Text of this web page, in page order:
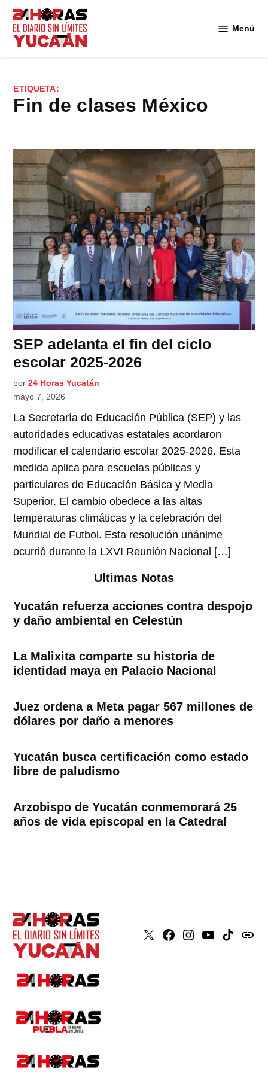
Saltar
contenido
Menú
ETIQUETA:
fin de clases México
SEP adelanta el fin del ciclo
escolar 2025-2026
por 24 Horas Yucatán
mayo 7, 2026
La Secretaría de Educación Pública (SEP) y las
autoridades educativas estatales acordaron
modificar el calendario escolar 2025-2026. Esta
medida aplica para escuelas públicas y
particulares de Educación Básica y Media
Superior. El cambio obedece a las altas
temperaturas climáticas y la celebración del
Mundial de Futbol. Esta resolución unánime
ocurrió durante la LXVI Reunión Nacional […]
Ultimas Notas
Yucatán refuerza acciones contra despojo
y daño ambiental en Celestún
La Malixita comparte su historia de
identidad maya en Palacio Nacional
Juez ordena a Meta pagar 567 millones de
dólares por daño a menores
Yucatán busca certificación como estado
libre de paludismo
Arzobispo de Yucatán conmemorará 25
años de vida episcopal en la Catedral
X Faceboook
Instagram
YoutubeTiktokissuu